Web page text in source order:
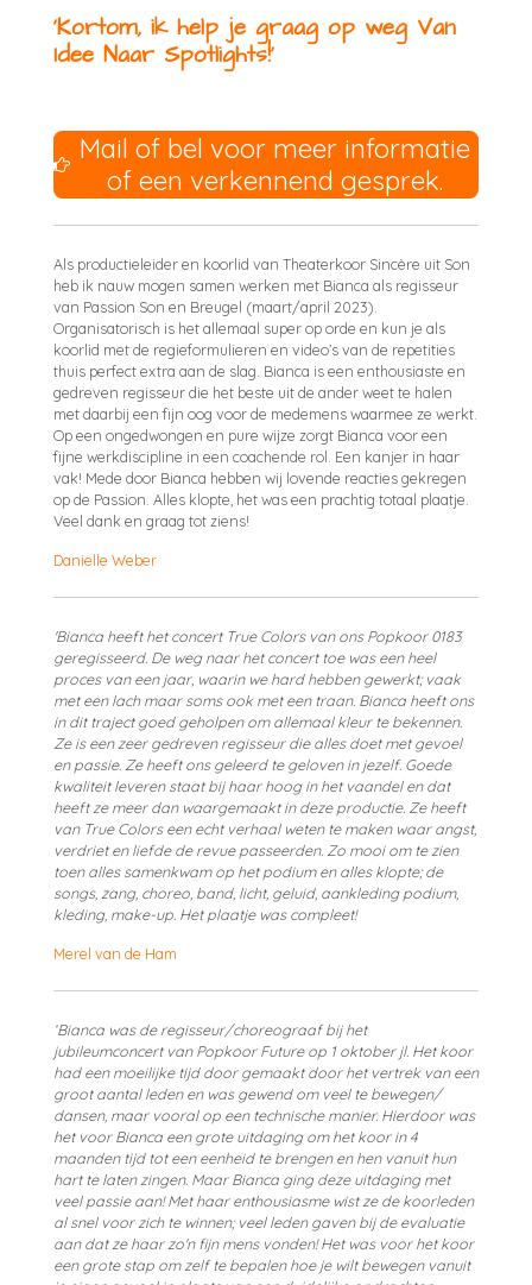
'Kortom, ik help je graag op weg Van
Idee Naar Spotlights!'
Mail of bel voor meer informatie
of een verkennend gesprek.
Als productieleider en koorlid van Theaterkoor Sincère uit Son
heb ik nauw mogen samen werken met Bianca als regisseur
van Passion Son en Breugel (maart/april 2023).
Organisatorisch is het allemaal super op orde en kun je als
koorlid met de regieformulieren en video’s van de repetities
thuis perfect extra aan de slag. Bianca is een enthousiaste en
gedreven regisseur die het beste uit de ander weet te halen
met daarbij een fijn oog voor de medemens waarmee ze werkt.
Op een ongedwongen en pure wijze zorgt Bianca voor een
fijne werkdiscipline in een coachende rol. Een kanjer in haar
vak! Mede door Bianca hebben wij lovende reacties gekregen
op de Passion. Alles klopte, het was een prachtig totaal plaatje.
Veel dank en graag tot ziens!
Danielle Weber
'Bianca heeft het concert True Colors van ons Popkoor 0183
geregisseerd. De weg naar het concert toe was een heel
proces van een jaar, waarin we hard hebben gewerkt; vaak
met een lach maar soms ook met een traan. Bianca heeft ons
in dit traject goed geholpen om allemaal kleur te bekennen.
Ze is een zeer gedreven regisseur die alles doet met gevoel
en passie. Ze heeft ons geleerd te geloven in jezelf. Goede
kwaliteit leveren staat bij haar hoog in het vaandel en dat
heeft ze meer dan waargemaakt in deze productie. Ze heeft
van True Colors een echt verhaal weten te maken waar angst,
verdriet en liefde de revue passeerden. Zo mooi om te zien
toen alles samenkwam op het podium en alles klopte; de
songs, zang, choreo, band, licht, geluid, aankleding podium,
kleding, make-up. Het plaatje was compleet!
Merel van de Ham
‘Bianca was de regisseur/choreograaf bij het
jubileumconcert van Popkoor Future op 1 oktober jl. Het koor
had een moeilijke tijd door gemaakt door het vertrek van een
groot aantal leden en was gewend om veel te bewegen/
dansen, maar vooral op een technische manier. Hierdoor was
het voor Bianca een grote uitdaging om het koor in 4
maanden tijd tot een eenheid te brengen en hen vanuit hun
hart te laten zingen. Maar Bianca ging deze uitdaging met
veel passie aan! Met haar enthousiasme wist ze de koorleden
al snel voor zich te winnen; veel leden gaven bij de evaluatie
aan dat ze haar zo'n fijn mens vonden! Het was voor het koor
een grote stap om zelf te bepalen hoe je wilt bewegen vanuit